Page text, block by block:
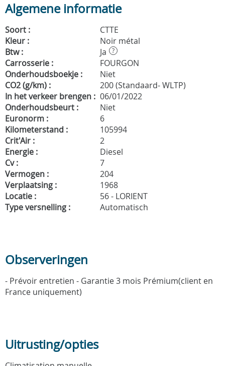
Algemene informatie
Soort :
CTTE
Kleur :
Noir métal
Btw :
Ja ?
Carrosserie :
FOURGON
Onderhoudsboekje :
Niet
CO2 (g/km) :
200 (Standaard- WLTP)
In het verkeer brengen : 06/01/2022
Onderhoudsbeurt :
Niet
Euronorm :
6
Kilometerstand :
105994
Crit'Air :
2
Energie :
Diesel
Cv :
7
Vermogen :
204
Verplaatsing :
1968
Locatie :
56 - LORIENT
Type versnelling :
Automatisch
Observeringen
- Prévoir entretien - Garantie 3 mois Prémium(client en
France uniquement)
Uitrusting/opties